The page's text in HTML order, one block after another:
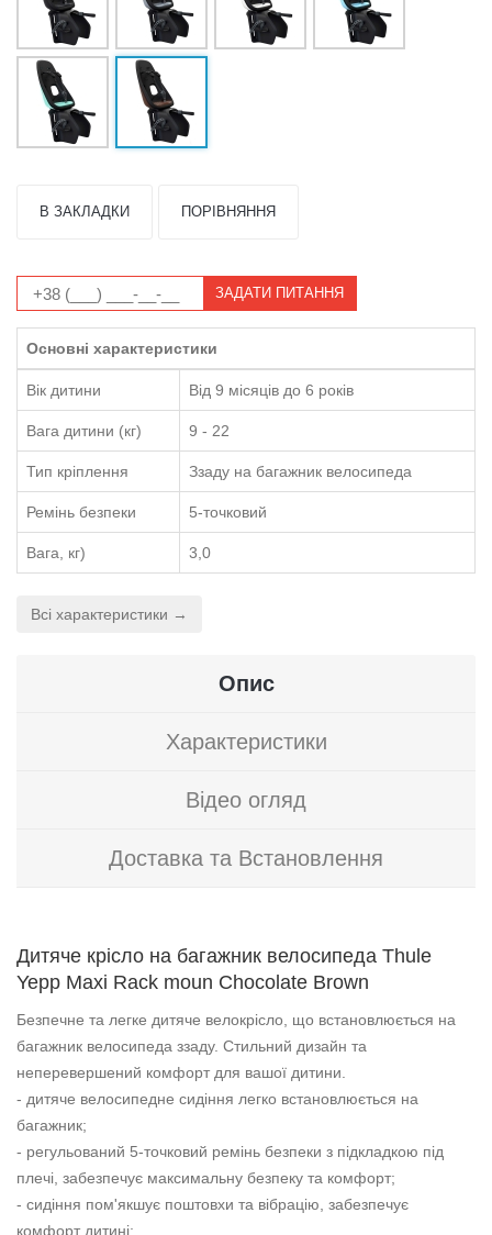
В ЗАКЛАДКИ ПОРІВНЯННЯ
ЗАДАТИ ПИТАННЯ
Основні характеристики
Вік дитини Від 9 місяців до 6 років
Вага дитини (кг) 9 - 22
Тип кріплення Ззаду на багажник велосипеда
Ремінь безпеки 5-точковий
Вага, кг) 3,0
Всі характеристики →
Опис
Характеристики
Відео огляд
Доставка та Встановлення
Дитяче крісло на багажник велосипеда Thule
Yepp Maxi Rack moun Chocolate Brown
Безпечне та легке дитяче велокрісло, що встановлюється на
багажник велосипеда ззаду. Стильний дизайн та
неперевершений комфорт для вашої дитини.
- дитяче велосипедне сидіння легко встановлюється на
багажник;
- регульований 5-точковий ремінь безпеки з підкладкою під
плечі, забезпечує максимальну безпеку та комфорт;
- сидіння пом'якшує поштовхи та вібрацію, забезпечує
комфорт дитині;